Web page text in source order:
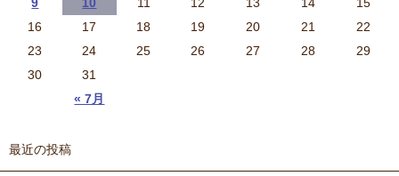
« 7月
16
17 18 19 20 21
22
23
24 25 26 27 28
29
30
31
最近の投稿